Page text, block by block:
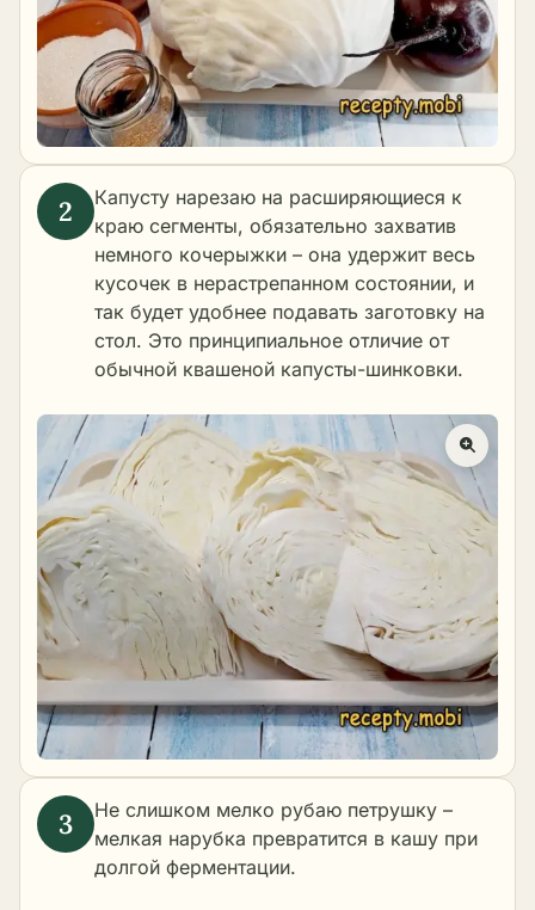
Капусту нарезаю на расширяющиеся к
краю сегменты, обязательно захватив
немного кочерыжки – она удержит весь
кусочек в нерастрепанном состоянии, и
так будет удобнее подавать заготовку на
стол. Это принципиальное отличие от
обычной квашеной капусты-шинковки.
Не слишком мелко рубаю петрушку –
мелкая нарубка превратится в кашу при
долгой ферментации.